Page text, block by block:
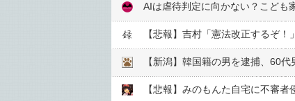
AIは虐待判定に向かない？こども
【悲報】吉村「憲法改正するぞ